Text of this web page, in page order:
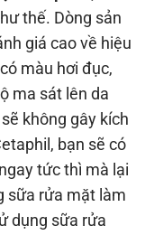
thế. Dòng sản
giá cao về hiệu
màu hơi đục,
ma sát lên da
không gây kích
bạn sẽ có
tức thì mà lại
sữa rửa mặt làm
dụng sữa rửa